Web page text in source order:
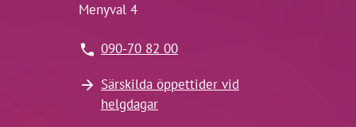
Menyval 4
090-70 82 00
Särskilda öppettider vid
helgdagar